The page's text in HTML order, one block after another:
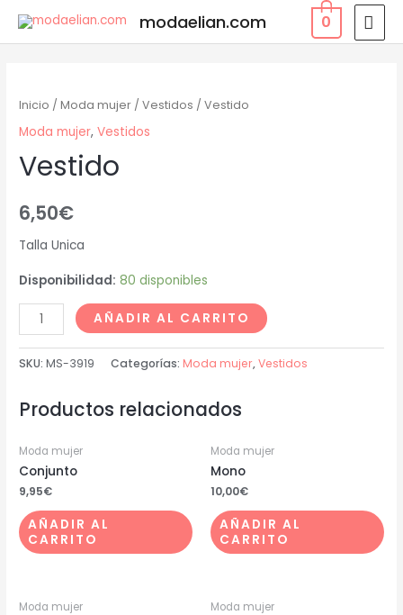
modaelian.com 0
Inicio /Moda mujer /Vestidos / Vestido
Moda mujer,Vestidos
Vestido
6,50€
Talla Unica
Disponibilidad: 80 disponibles
AÑADIR AL CARRITO
SKU:MS-3919 Categorías: Moda mujer,Vestidos
Productos relacionados
Moda mujer
Conjunto
9,95€
AÑADIR AL
CARRITO
Moda mujer
Mono
10,00€
AÑADIR AL
CARRITO
Moda mujer Moda mujer